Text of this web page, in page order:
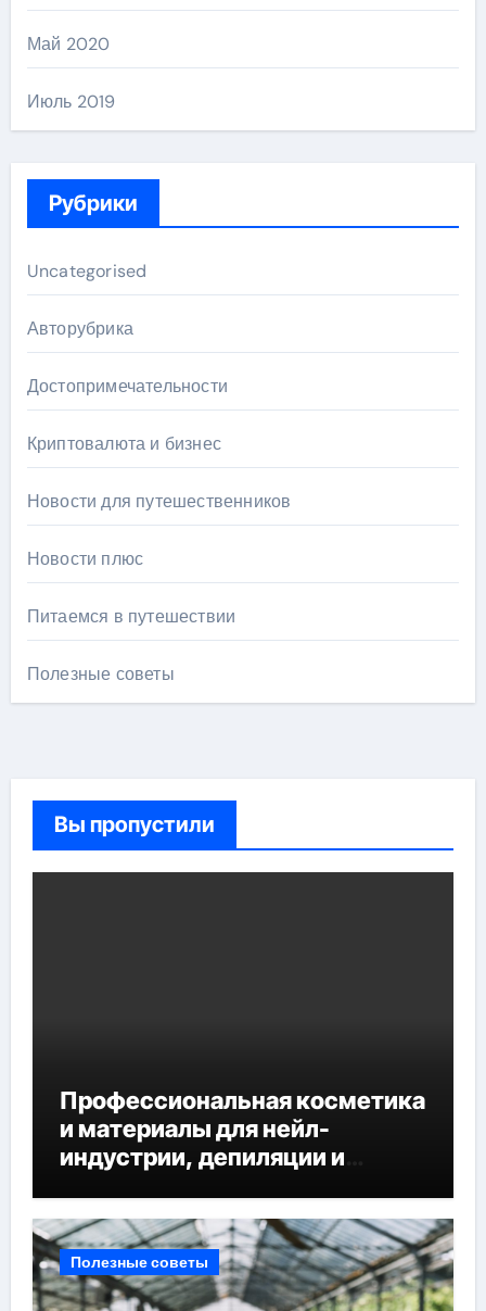
Май 2020
Июль 2019
Рубрики
Uncategorised
Авторубрика
Достопримечательности
Криптовалюта и бизнес
Новости для путешественников
Новости плюс
Питаемся в путешествии
Полезные советы
Вы пропустили
Профессиональная косметика
и материалы для нейл-
индустрии, депиляции и
Полезные советы